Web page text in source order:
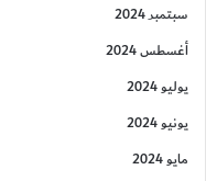
سبتمبر 2024
أغسطس 2024
يوليو 2024
يونيو 2024
مايو 2024